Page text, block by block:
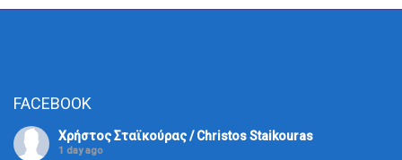
FACEBOOK
Χρήστος Σταϊκούρας / Christos Staikouras
1 day ago